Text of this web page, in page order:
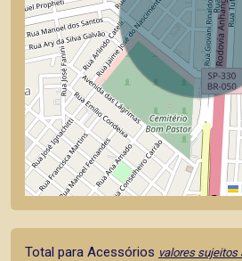
Total para Acessórios valores sujeitos